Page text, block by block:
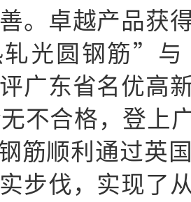
。卓越产品获
轧光圆钢筋”
广东省名优高
不合格，登上
筋顺利通过英
步伐，实现